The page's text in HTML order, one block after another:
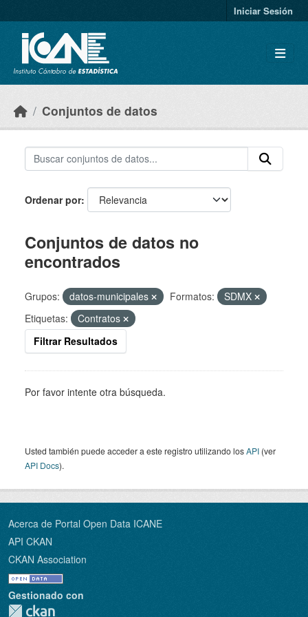
Iniciar Sesión
Conjuntos de datos
Ordenar por
Conjuntos de datos no
encontrados
Grupos: datos-municipales Formatos:
SDMX
Etiquetas:
Contratos
Filtrar Resultados
Por favor intente otra búsqueda.
Usted también puede acceder a este registro utilizando losAPI (ver
API Docs).
Acerca de Portal Open Data ICANE
API CKAN
CKAN Association
Gestionado con